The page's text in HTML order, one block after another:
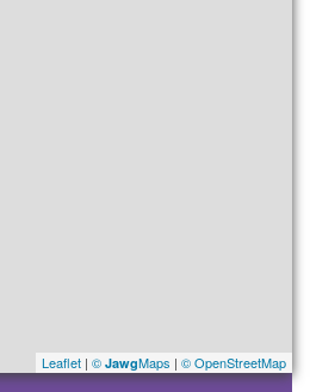
Leaflet | © JawgMaps | © OpenStreetMap